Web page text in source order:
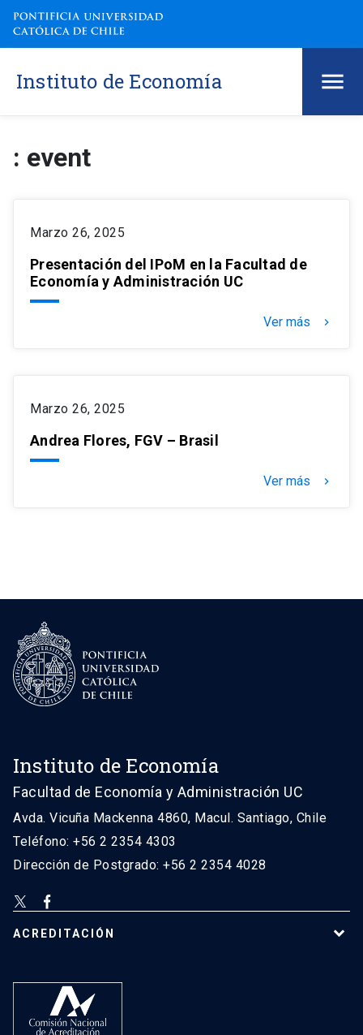
Instituto de Economía
: event
Marzo 26, 2025
Presentación del IPoM en la Facultad de
Economía y Administración UC
Ver más keyboard_arrow_right
Marzo 26, 2025
Andrea Flores, FGV – Brasil
Ver más keyboard_arrow_right
Instituto de Economía
Facultad de Economía y Administración UC
Avda. Vicuña Mackenna 4860, Macul. Santiago, Chile
Teléfono: +56 2 2354 4303
Dirección de Postgrado: +56 2 2354 4028
ACREDITACIÓN